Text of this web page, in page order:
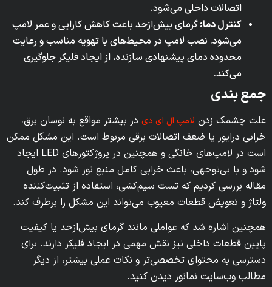
اتصالات داخلی می‌شود.
کنترل دما:گرمای بیش‌ازحد باعث کاهش کارایی و عمر لامپ
می‌شود. نصب لامپ در محیط‌های با تهویه مناسب و رعایت
محدوده دمای پیشنهادی سازنده، از ایجاد فلیکر جلوگیری
می‌کند.
جمع ‌بندی
علت چشمک زدن لامپ ال ای دی در بیشتر مواقع به نوسان برق،
خرابی درایور یا ضعف اتصالات برقی مربوط است. این مشکل ممکن
است در لامپ‌های خانگی و همچنین در پروژکتورهای LED ایجاد
شود و با بی‌توجهی، باعث خرابی کامل منبع نور شود. در طول
مقاله بررسی کردیم که تست سیم‌کشی، استفاده از تثبیت‌کننده
ولتاژ و تعویض قطعات معیوب می‌تواند این مشکل را برطرف کند.
همچنین اشاره شد که عواملی مانند گرمای بیش‌ازحد یا کیفیت
پایین قطعات داخلی نیز نقش مهمی در ایجاد فلیکر دارند. برای
دسترسی به محتوای تخصصی‌تر و نکات عملی بیشتر، از دیگر
مطالب وب‌سایت نمانور دیدن کنید.